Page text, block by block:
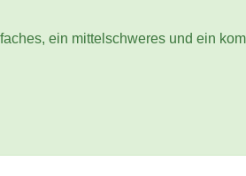
ein mittelschweres und ein